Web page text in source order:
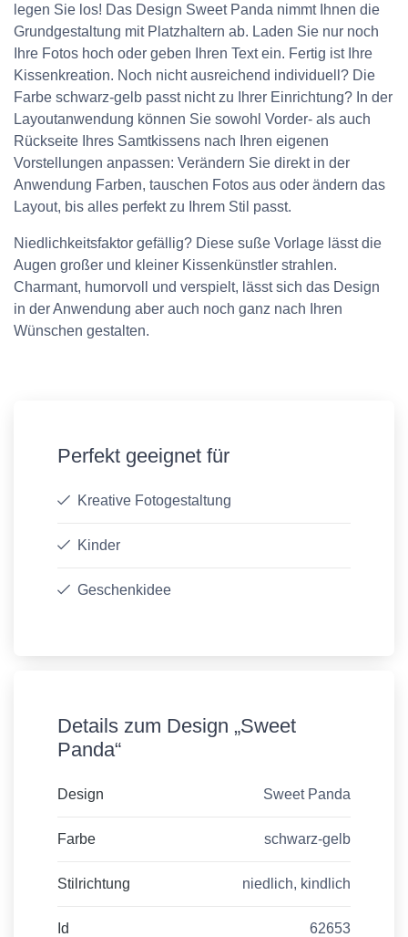
legen Sie los! Das Design Sweet Panda nimmt Ihnen die
Grundgestaltung mit Platzhaltern ab. Laden Sie nur noch
Ihre Fotos hoch oder geben Ihren Text ein. Fertig ist Ihre
Kissenkreation. Noch nicht ausreichend individuell? Die
Farbe schwarz-gelb passt nicht zu Ihrer Einrichtung? In der
Layoutanwendung können Sie sowohl Vorder- als auch
Rückseite Ihres Samtkissens nach Ihren eigenen
Vorstellungen anpassen: Verändern Sie direkt in der
Anwendung Farben, tauschen Fotos aus oder ändern das
Layout, bis alles perfekt zu Ihrem Stil passt.
Niedlichkeitsfaktor gefällig? Diese suße Vorlage lässt die
Augen großer und kleiner Kissenkünstler strahlen.
Charmant, humorvoll und verspielt, lässt sich das Design
in der Anwendung aber auch noch ganz nach Ihren
Wünschen gestalten.
Perfekt geeignet für
Kreative Fotogestaltung
Kinder
Geschenkidee
Details zum Design „Sweet
Panda“
Design Sweet Panda
Farbe schwarz-gelb
Stilrichtung niedlich, kindlich
Id 62653